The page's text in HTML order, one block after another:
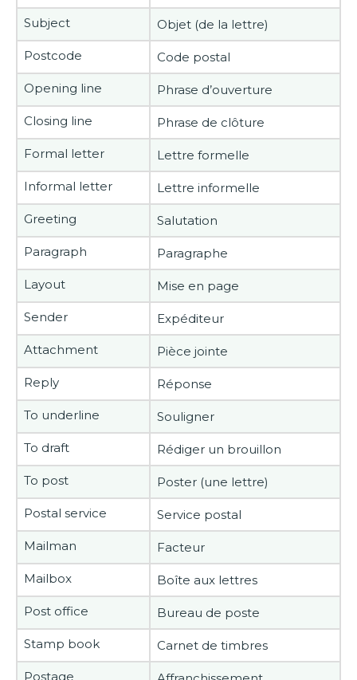
Subject Objet (de la lettre)
Postcode Code postal
Opening line Phrase d’ouverture
Closing line Phrase de clôture
Formal letter Lettre formelle
Informal letter Lettre informelle
Greeting Salutation
Paragraph Paragraphe
Layout Mise en page
Sender Expéditeur
Attachment Pièce jointe
Reply Réponse
To underline Souligner
To draft Rédiger un brouillon
To post Poster (une lettre)
Postal service Service postal
Mailman Facteur
Mailbox Boîte aux lettres
Post office Bureau de poste
Stamp book Carnet de timbres
Postage